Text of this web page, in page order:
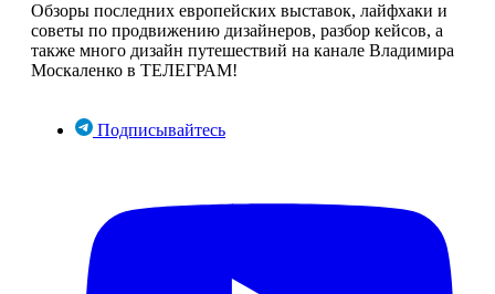
Обзоры последних европейских выставок, лайфхаки и
советы по продвижению дизайнеров, разбор кейсов, а
также много дизайн путешествий на канале Владимира
Москаленко в ТЕЛЕГРАМ!
Подписывайтесь